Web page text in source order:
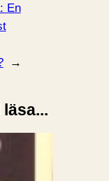
En
→